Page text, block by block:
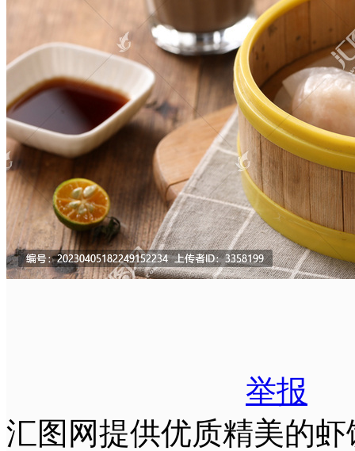
举报
汇图网提供优质精美的虾